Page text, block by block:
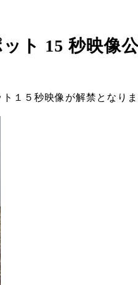
ト 15 秒映像公
１５秒映像が解禁となりま